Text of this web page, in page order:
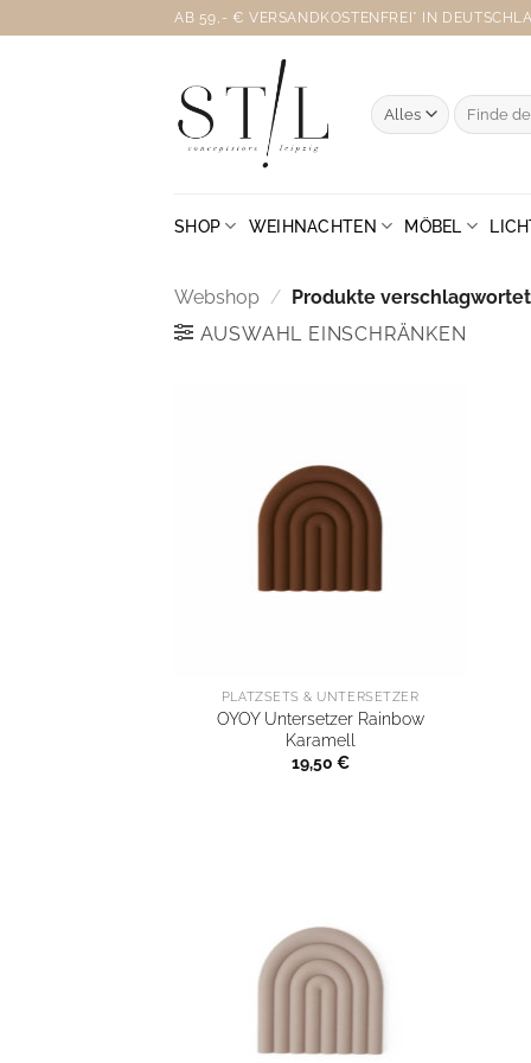
Inhalt
AB 59,- € VERSANDKOSTENFREI* IN
Suche
nach:
SHOP WEIHNACHTEN MÖBEL
Webshop / Produkte
AUSWAHL EINSCHRÄNKEN
PLATZSETS & UNTERSETZER
OYOY Untersetzer Rainbow
Karamell
19,50 €